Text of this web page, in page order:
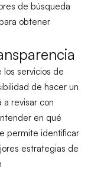
de búsqueda
obtener
servicios de
de hacer un
a revisar con
en qué
permite identificar
estrategias de